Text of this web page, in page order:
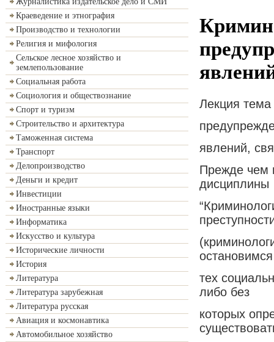
Краеведение и этнография
Производство и технологии
Религия и мифология
Сельское лесное хозяйство и
землепользование
Социальная работа
Социология и обществознание
Спорт и туризм
Строительство и архитектура
Таможенная система
Транспорт
Делопроизводство
Деньги и кредит
Инвестиции
Иностранные языки
Информатика
Искусство и культура
Исторические личности
История
Литература
Литература зарубежная
Литература русская
Авиация и космонавтика
Автомобильное хозяйство
Лекция тема
явлений,
Прежде чем
дисциплины
тех
либо без
которых